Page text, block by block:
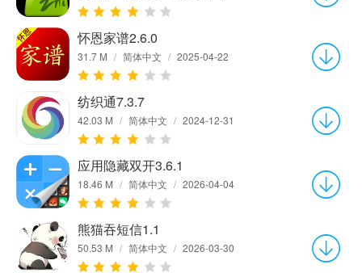
怀恩家谱2.6.0
31.7 M / 简体中文 / 2025-04-22
纺织通7.3.7
42.03 M / 简体中文 / 2024-12-31
应用隐藏双开3.6.1
18.46 M / 简体中文 / 2026-04-04
熊猫吞短信1.1
50.53 M / 简体中文 / 2026-03-30